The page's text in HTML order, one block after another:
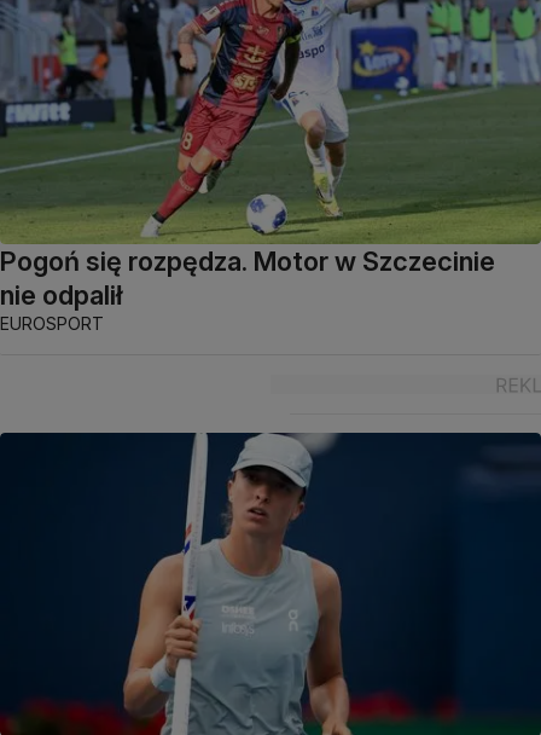
Pogoń się rozpędza. Motor w Szczecinie
nie odpalił
EUROSPORT